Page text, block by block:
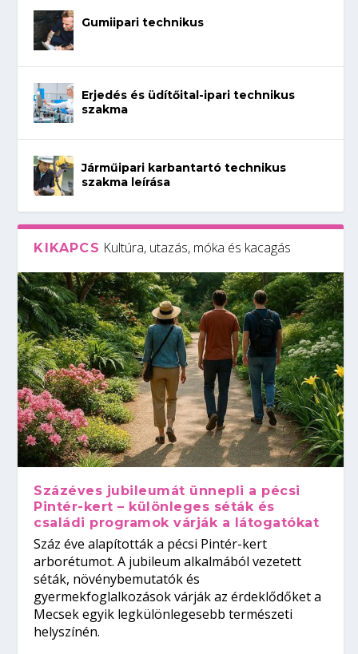
Gumiipari technikus
Erjedés és üdítőital-ipari technikus
szakma
Járműipari karbantartó technikus
szakma leírása
KIKAPCS Kultúra, utazás, móka és kacagás
Százéves jubileumát ünnepli a pécsi
Pintér-kert – különleges séták és
családi programok várják a látogatókat
Száz éve alapították a pécsi Pintér-kert
arborétumot. A jubileum alkalmából vezetett
séták, növénybemutatók és
gyermekfoglalkozások várják az érdeklődőket a
Mecsek egyik legkülönlegesebb természeti
helyszínén.